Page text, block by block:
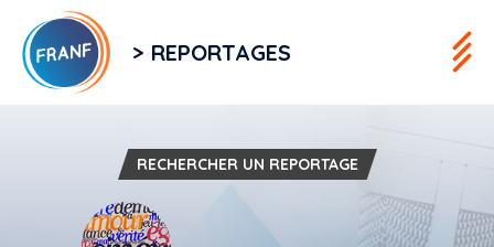
> REPORTAGES
RECHERCHER UN REPORTAGE